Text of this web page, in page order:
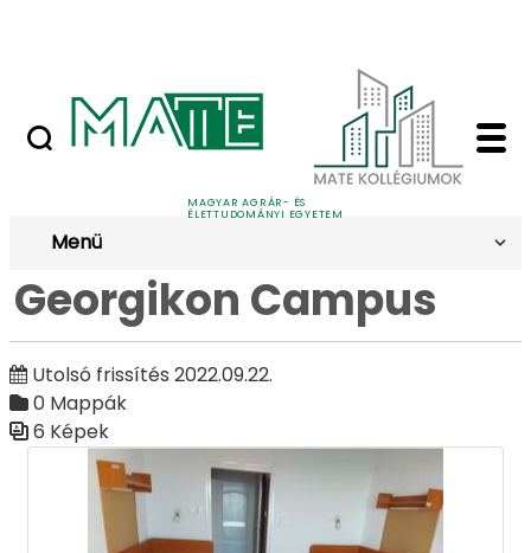
MAGYAR AGRÁR- ÉS
ÉLETTUDOMÁNYI EGYETEM
Nyilvános versenyeztetési felhívások
Georgikon Campus -
Galéria
Menü
Georgikon Campus
Utolsó frissítés 2022.09.22.
0 Mappák
6 Képek